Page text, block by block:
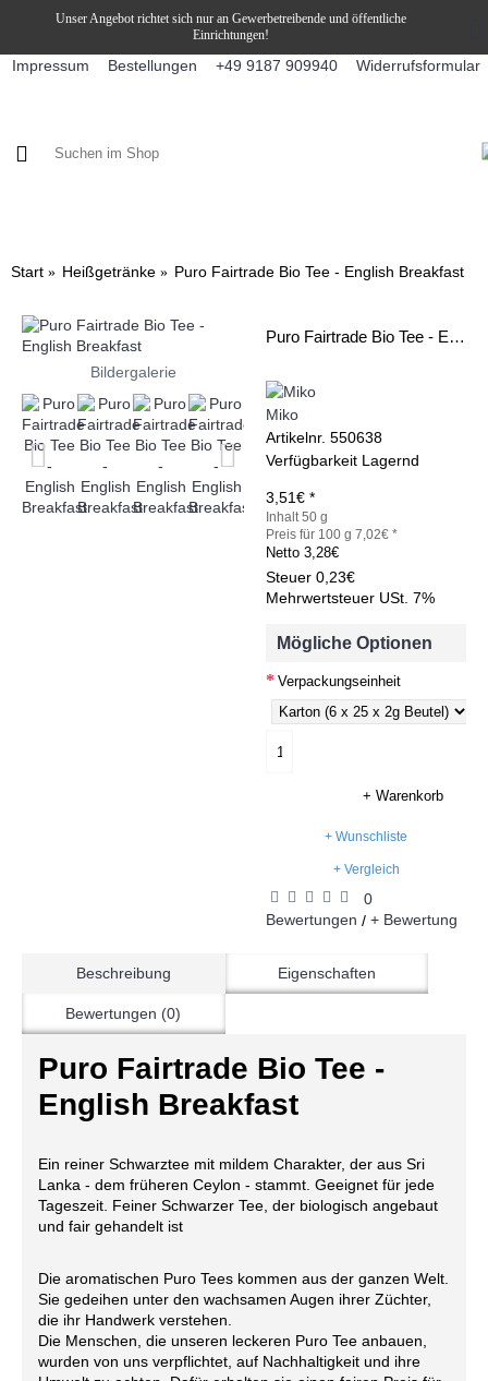
Unser Angebot richtet sich nur an Gewerbetreibende und öffentliche
Einrichtungen!
Impressum Bestellungen +49 9187 909940 Widerrufsformular
Start Heißgetränke Puro Fairtrade Bio Tee - English Breakfast
Bildergalerie
Puro Fairtrade Bio Tee - English Breakfast
Miko
Artikelnr. 550638
Verfügbarkeit Lagernd
3,51€ *
Inhalt 50 g
Preis für 100 g 7,02€ *
Netto 3,28€
Steuer 0,23€
Mehrwertsteuer USt. 7%
Mögliche Optionen
Verpackungseinheit
+ Warenkorb
+ Wunschliste
+ Vergleich
0
Bewertungen / + Bewertung
Beschreibung Eigenschaften
Bewertungen (0)
Puro Fairtrade Bio Tee -
English Breakfast
Ein reiner Schwarztee mit mildem Charakter, der aus Sri
Lanka - dem früheren Ceylon - stammt. Geeignet für jede
Tageszeit. Feiner Schwarzer Tee, der biologisch angebaut
und fair gehandelt ist
Die aromatischen Puro Tees kommen aus der ganzen Welt.
Sie gedeihen unter den wachsamen Augen ihrer Züchter,
die ihr Handwerk verstehen.
Die Menschen, die unseren leckeren Puro Tee anbauen,
wurden von uns verpflichtet, auf Nachhaltigkeit und ihre